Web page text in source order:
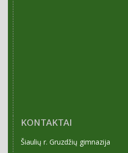
KONTAKTAI
Šiaulių r. Gruzdžių gimnazija